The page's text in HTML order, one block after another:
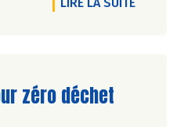
zéro déchet